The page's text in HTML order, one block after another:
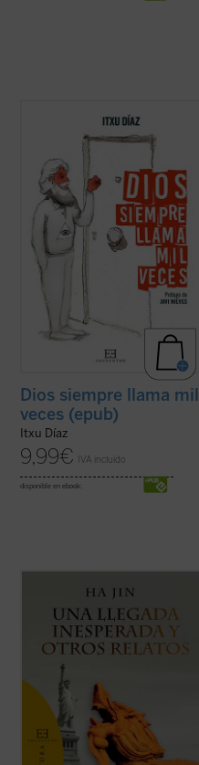
¿Qué tienen en común John Wayne, Juan
The Blues Brothers
Amy MacDonald, los cristianos
martirizados en la guerra siria y el
guionista de
El humorista y periodista Itxu Díaz realiza
una ...
(ver ficha)
Dios siempre llama mil
veces (epub)
Itxu Díaz
9,99€ IVA incluido
disponible en ebook:
ofrece por vez primera en español una
selección de trece cuentos de uno de los
más prestigiosos escritores de ficción en
lengua inglesa de nuestros días.
Haciendo gala de un estilo directo, ...(ver